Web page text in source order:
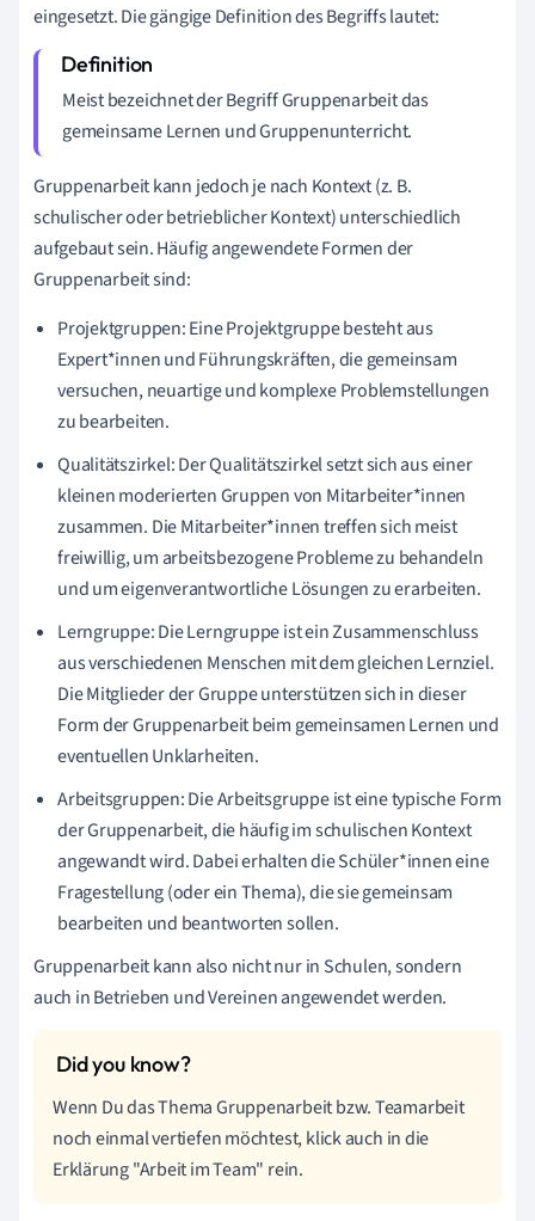
eingesetzt. Die gängige Definition des Begriffs lautet:
Meist bezeichnet der Begriff Gruppenarbeit das
gemeinsame Lernen und Gruppenunterricht.
Gruppenarbeit kann jedoch je nach Kontext (z. B.
schulischer oder betrieblicher Kontext) unterschiedlich
aufgebaut sein. Häufig angewendete Formen der
Gruppenarbeit sind:
Projektgruppen:Eine Projektgruppe besteht aus
Expert*innen und Führungskräften, die gemeinsam
versuchen, neuartige und komplexe Problemstellungen
zu bearbeiten.
Qualitätszirkel: Der Qualitätszirkel setzt sich aus einer
kleinen moderierten Gruppen von Mitarbeiter*innen
zusammen. Die Mitarbeiter*innen treffen sich meist
freiwillig, um arbeitsbezogene Probleme zu behandeln
und um eigenverantwortliche Lösungen zu erarbeiten.
Lerngruppe: Die Lerngruppe ist ein Zusammenschluss
aus verschiedenen Menschen mit dem gleichen Lernziel.
Die Mitglieder der Gruppe unterstützen sich in dieser
Form der Gruppenarbeit beim gemeinsamen Lernen und
eventuellen Unklarheiten.
Arbeitsgruppen: Die Arbeitsgruppe ist eine typische Form
der Gruppenarbeit, die häufig im schulischen Kontext
angewandt wird. Dabei erhalten die Schüler*innen eine
Fragestellung (oder ein Thema), die sie gemeinsam
bearbeiten und beantworten sollen.
Gruppenarbeit kann also nicht nur in Schulen, sondern
auch in Betrieben und Vereinen angewendet werden.
Wenn Du das Thema Gruppenarbeit bzw. Teamarbeit
noch einmal vertiefen möchtest, klick auch in die
Erklärung "Arbeit im Team" rein.